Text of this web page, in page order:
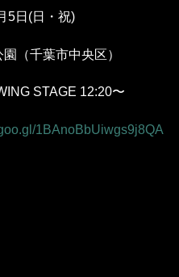
5日(日・祝)
（千葉市中央区）
STAGE 12:20〜
1BAnoBbUiwgs9j8QA